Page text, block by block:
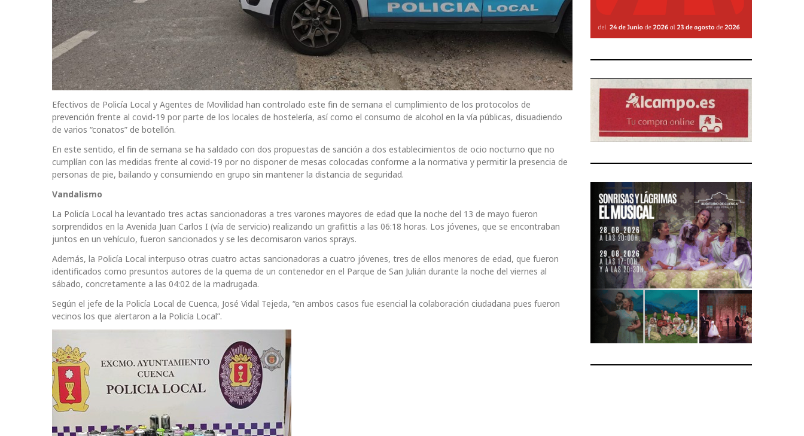
Efectivos de Policía Local y Agentes de Movilidad han controlado este fin de semana el cumplimiento de los protocolos de
prevención frente al covid-19 por parte de los locales de hostelería, así como el consumo de alcohol en la vía públicas, disuadiendo
de varios “conatos” de botellón.
En este sentido, el fin de semana se ha saldado con dos propuestas de sanción a dos establecimientos de ocio nocturno que no
cumplían con las medidas frente al covid-19 por no disponer de mesas colocadas conforme a la normativa y permitir la presencia de
personas de pie, bailando y consumiendo en grupo sin mantener la distancia de seguridad.
Vandalismo
La Policía Local ha levantado tres actas sancionadoras a tres varones mayores de edad que la noche del 13 de mayo fueron
sorprendidos en la Avenida Juan Carlos I (vía de servicio) realizando un grafittis a las 06:18 horas. Los jóvenes, que se encontraban
juntos en un vehículo, fueron sancionados y se les decomisaron varios sprays.
Además, la Policía Local interpuso otras cuatro actas sancionadoras a cuatro jóvenes, tres de ellos menores de edad, que fueron
identificados como presuntos autores de la quema de un contenedor en el Parque de San Julián durante la noche del viernes al
sábado, concretamente a las 04:02 de la madrugada.
Según el jefe de la Policía Local de Cuenca, José Vidal Tejeda, “en ambos casos fue esencial la colaboración ciudadana pues fueron
vecinos los que alertaron a la Policía Local”.